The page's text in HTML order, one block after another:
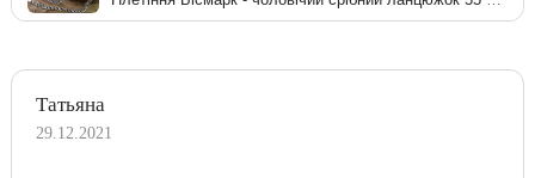
Татьяна
29.12.2021